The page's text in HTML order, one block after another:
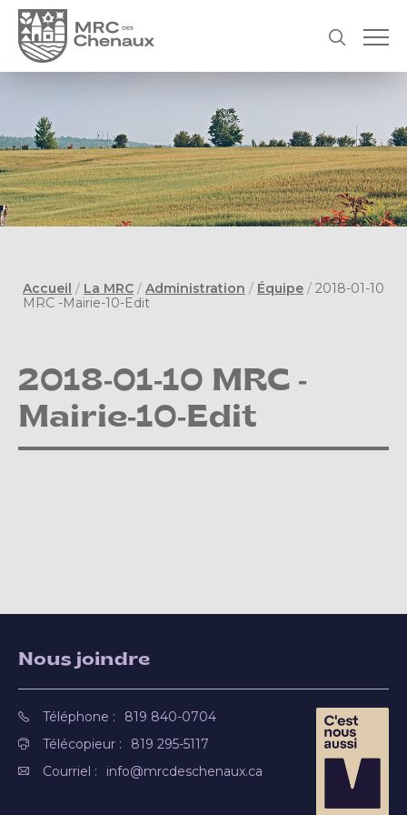
Accueil / La MRC / Administration / Équipe / 2018-01-10
MRC -Mairie-10-Edit
2018-01-10 MRC -
Mairie-10-Edit
Nous joindre
Téléphone :
819 840-0704
Télécopieur :
819 295-5117
Courriel :
info@mrcdeschenaux.ca